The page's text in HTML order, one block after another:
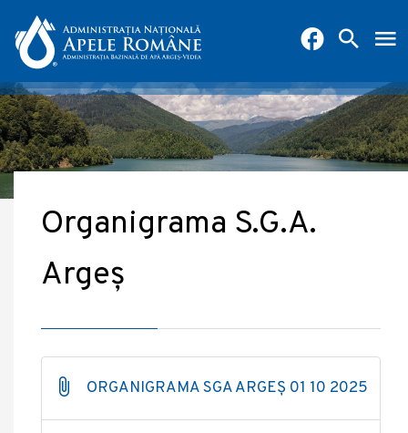
Organigrama S.G.A.
Argeș
ORGANIGRAMA SGA ARGEȘ 01 10 2025